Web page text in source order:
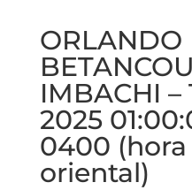
ORLANDO
IMBACHI
2025
0400
oriental)